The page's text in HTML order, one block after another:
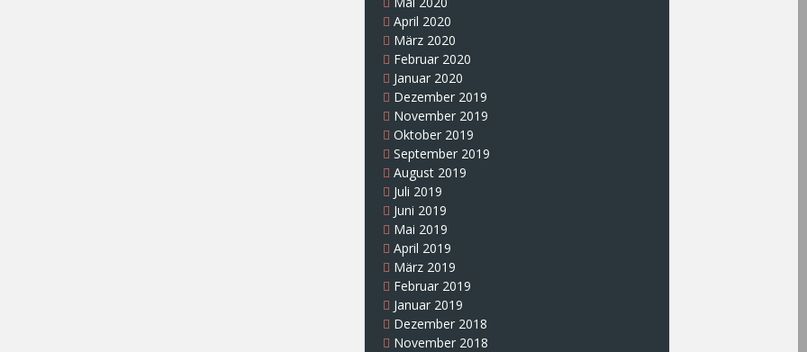
April 2020
März 2020
Februar 2020
Januar 2020
Dezember 2019
November 2019
Oktober 2019
September 2019
August 2019
Juli 2019
Juni 2019
Mai 2019
April 2019
März 2019
Februar 2019
Januar 2019
Dezember 2018
November 2018